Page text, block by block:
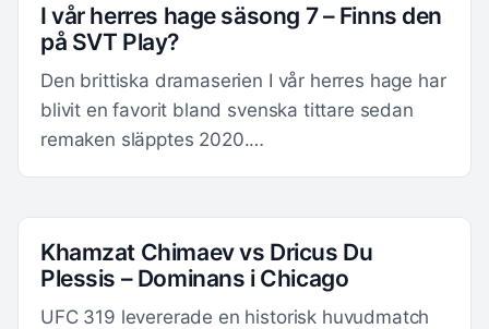
I vår herres hage säsong 7 – Finns den
på SVT Play?
Den brittiska dramaserien I vår herres hage har
blivit en favorit bland svenska tittare sedan
remaken släpptes 2020.…
Khamzat Chimaev vs Dricus Du
Plessis – Dominans i Chicago
UFC 319 levererade en historisk huvudmatch